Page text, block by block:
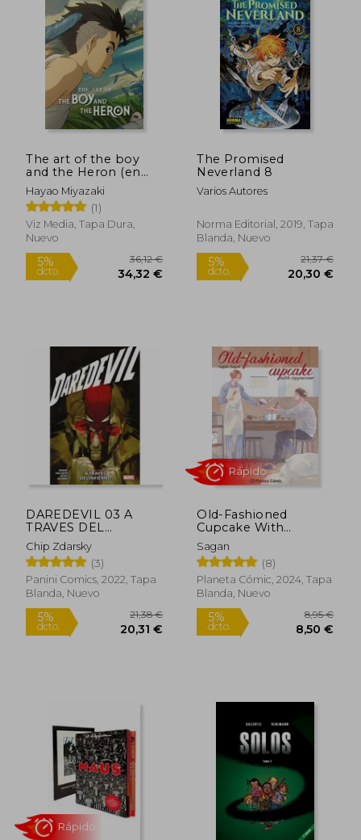
5%
dcto.
5%
dcto. 40,37 €
5%
dcto.
The art of the boy
and the Heron (en
Inglés)
Hayao Miyazaki
(1)
Viz Media, Tapa Dura,
Nuevo
The Promised
Neverland 8
Varios Autores
Norma Editorial, 2019, Tapa
Blanda, Nuevo
DAREDEVIL 03 A
TRAVES DEL
INFIERNO
Chip Zdarsky
(3)
Panini Comics, 2022, Tapa
Blanda, Nuevo
Old-Fashioned
Cupcake With
Capuccino
Sagan
(8)
Planeta Cómic, 2024, Tapa
Blanda, Nuevo